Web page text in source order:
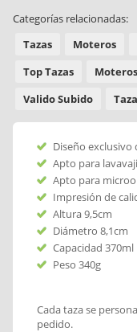
Categorías relacionadas:
Tazas
Moteros
Top Tazas
Moteros
Valido Subido
Diseño exclusivo
Apto para
Apto para
Impresión de
Altura 9,5cm
Diámetro 8,1cm
Capacidad 370ml
Peso 340g
Cada taza se
pedido.